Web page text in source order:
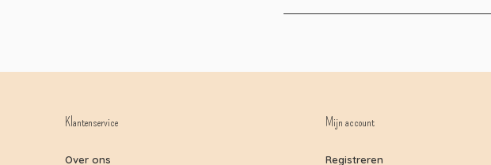
Klantenservice
Over ons
Mijn account
Registreren